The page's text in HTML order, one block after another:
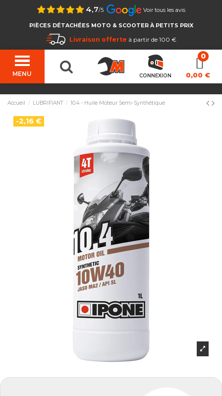
4,7/5 Voir tous les avis
PIÈCES DÉTACHÉES MOTO & SCOOTER À PETITS PRIX
Livraison offerte à partir de 100 €
MENU CONNEXION 0,00 €
Accueil LUBRIFIANT 10.4 - Huile Moteur Semi-Synthétique
-2,16 €